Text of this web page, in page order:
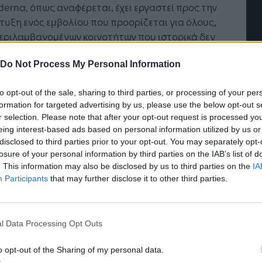
Do Not Process My Personal Information
opt-out of the sale, sharing to third parties, or processing of your
for targeted advertising by us, please use the below opt-out
selection. Please note that after your opt-out request is processed
interest-based ads based on personal information utilized by us
to third parties prior to your opt-out. You may separately
of your personal information by third parties on the IAB’s list of
This information may also be disclosed by us to third parties on the
Participants that may further disclose it to other third parties.
Data Processing Opt Outs
opt-out of the Sharing of my personal data.
όπως αναφέρεται, έχει εργαστεί προς την
ενός εμβολίου που προορίζεται για όλους,
κοινοτήτων που ιστορικά δεν
δυσανάλογα από τον COVID-19:
από 11.000 από τους εγγεγραμμένους
προέρχονται από μειονοτικές
εκπροσωπώντας το 37% του συνολικού
συμμετεχόντων στην δοκιμή, Από αυτόν τον
6.000 συμμετέχοντες είναι Ισπανόφωνης ή
καταγωγής, και περισσότεροι από 3.000
είναι Μαύροι ή Αφροαμερικανοί.
της διαδικασίας εγγραφής στην
της δοκιμής COVE αποτελεί ένα σημαντικό
εμβολίου μας για τον COVID-19.
Νοημοσύνη: το νέο
σύστημα της
Οι προσλήψεις αλλάζουν: To
Jobfind.gr ως στρατηγικός
«σύμμαχος» για κάθε